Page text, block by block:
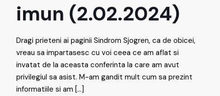
imun (2.02.2024)
Dragi prieteni ai paginii Sindrom Sjogren, ca de obicei,
vreau sa impartasesc cu voi ceea ce am aflat si
invatat de la aceasta conferinta la care am avut
privilegiul sa asist. M-am gandit mult cum sa prezint
informatiile si am […]